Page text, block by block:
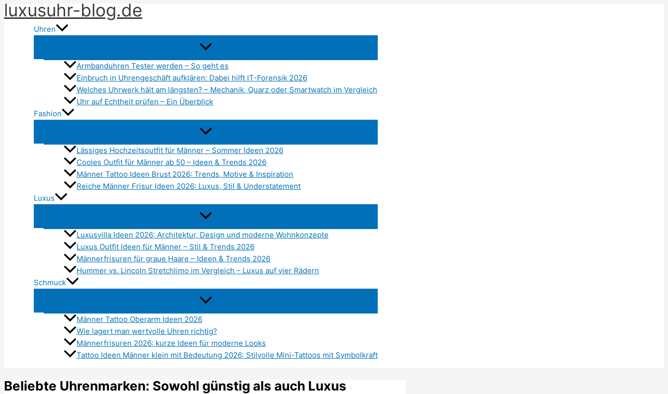
Zum
Inhalt
springen
luxusuhr-blog.de
Uhren
Armbanduhren Tester werden – So geht es
Einbruch in Uhrengeschäft aufklären: Dabei hilft IT-Forensik 2026
Welches Uhrwerk hält am längsten? – Mechanik, Quarz oder Smartwatch im Vergleich
Uhr auf Echtheit prüfen – Ein Überblick
Fashion
Lässiges Hochzeitsoutfit für Männer – Sommer Ideen 2026
Cooles Outfit für Männer ab 50 – Ideen & Trends 2026
Männer Tattoo Ideen Brust 2026: Trends, Motive & Inspiration
Reiche Männer Frisur Ideen 2026: Luxus, Stil & Understatement
Luxus
Luxusvilla Ideen 2026: Architektur, Design und moderne Wohnkonzepte
Luxus Outfit Ideen für Männer – Stil & Trends 2026
Männerfrisuren für graue Haare – Ideen & Trends 2026
Hummer vs. Lincoln Stretchlimo im Vergleich – Luxus auf vier Rädern
Schmuck
Männer Tattoo Oberarm Ideen 2026
Wie lagert man wertvolle Uhren richtig?
Männerfrisuren 2026: kurze Ideen für moderne Looks
Tattoo Ideen Männer klein mit Bedeutung 2026: Stilvolle Mini-Tattoos mit Symbolkraft
Beliebte Uhrenmarken: Sowohl günstig als auch Luxus